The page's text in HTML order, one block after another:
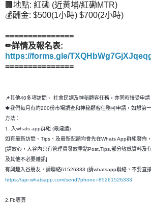
🏢地點: 紅磡 (近黃埔/紅磡MTR)
💰酬金: $500(1小時) $700(2小時)
===============
✏詳情及報名表:
https://forms.gle/
===============
📌其他40多項訪問、 社會民調及神秘顧客任務，亦同時接受申請
🍁我們每月有約200份市場調查和神秘顧客任務可申請，如想第
方法：
1. 入whats app群組 (最建議)
如有最新訪問、Tips、及最新配額均會先在Whats App群組發佈，
[請放心，入谷內只有管理員發放重點Post,Tips,部分敏感資料及
及其他不必要雜訊]
有興趣入谷朋友，請聯絡61526333 (請whatsapp聯絡，不要直
https://api.whatsapp.com/send?phone=85261526333
2.Fb專頁